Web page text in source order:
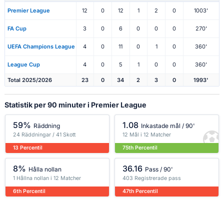
Premier League 12 0 12 1 2 0 1003'
FA Cup 3 0 6 0 0 0 270'
UEFA Champions League 4 0 11 0 1 0 360'
League Cup 4 0 5 1 0 0 360'
Total 2025/2026 23 0 34 2 3 0 1993'
Statistik per 90 minuter i Premier League
59% Räddning
24 Räddningar / 41 Skott
13 Percentil
1.08 Inkastade mål / 90'
12 Mål i 12 Matcher
75th Percentil
8% Hålla nollan
1 Hållna nollan i 12 Matcher
6th Percentil
36.16 Pass / 90'
403 Registrerade pass
47th Percentil